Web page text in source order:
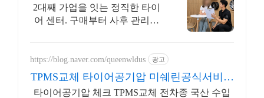
이어 모든 브랜드 최대 35%
할인
2대째 가업을 잇는 정직한 타이
어 센터. 구매부터 사후 관리까
https://blog.naver.com/queenwldus 광고
TPMS교체 타이어공기압 미쉐린공식서비스
센터
타이어공기압 체크 TPMS교체 전차종 국산 수입